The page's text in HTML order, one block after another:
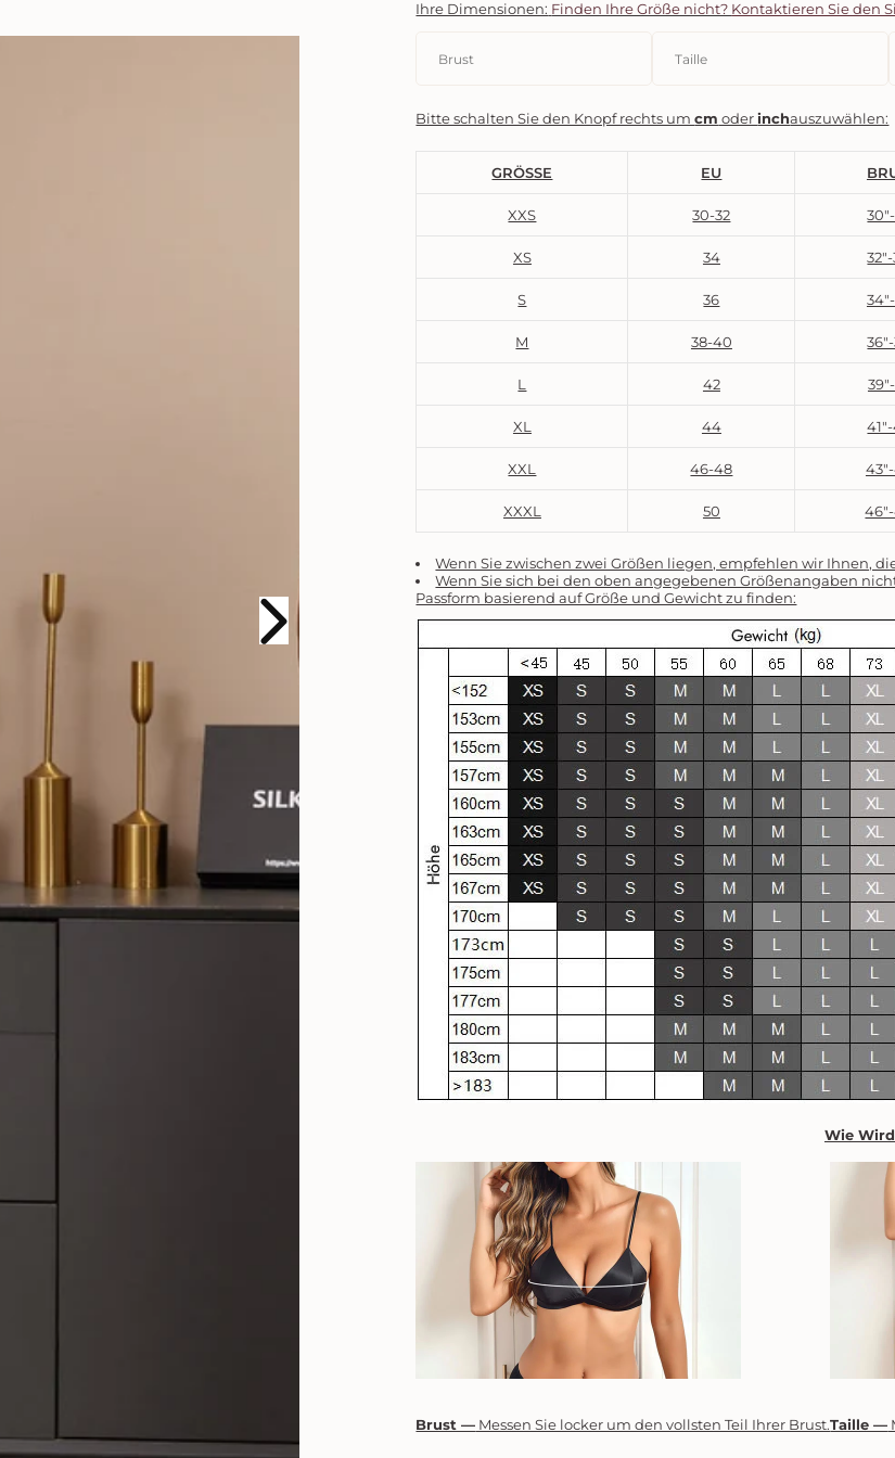
Ihre Dimensionen: Finden Ihre Größe nicht? Kontaktieren Sie den
Bitte schalten Sie den Knopf rechts umcm oderinchauszuwählen:
GRÖSSE EU
XXS 30-32
XS 34
S 36
M 38-40
L 42
XL 44
XXL 46-48
XXXL 50
Wenn Sie zwischen zwei Größen liegen, empfehlen wir Ihnen,
Wenn Sie sich bei den oben angegebenen Größenangaben
Passform basierend auf Größe und Gewicht zu finden:
Wie
Brust — Messen Sie locker um den vollsten Teil Ihrer Brust.Taille —